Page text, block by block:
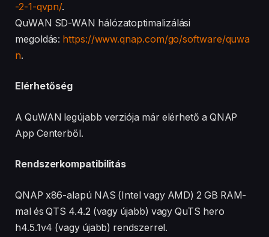
-2-1-qvpn/.
QuWAN SD-WAN hálózatoptimalizálási
megoldás: https://www.qnap.com/go/software/quwa
n.
Elérhetőség
A QuWAN legújabb verziója már elérhető a QNAP
App Centerből.
Rendszerkompatibilitás
QNAP x86-alapú NAS (Intel vagy AMD) 2 GB RAM-
mal és QTS 4.4.2 (vagy újabb) vagy QuTS hero
h4.5.1v4 (vagy újabb) rendszerrel.